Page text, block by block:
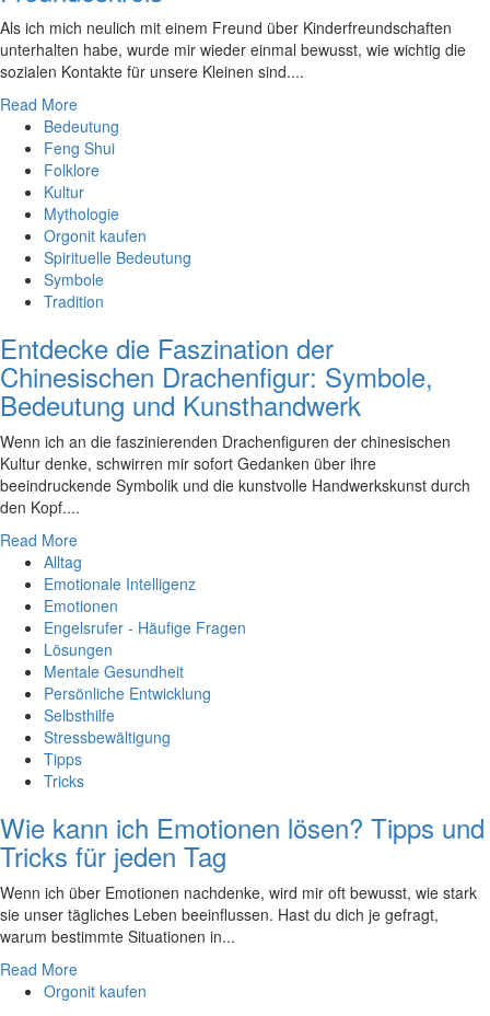
Als‍ ich mich neulich⁣ mit einem Freund⁣ über Kinderfreundschaften ​
unterhalten ​habe,⁤ wurde ⁤mir wieder ‍einmal bewusst, ⁢wie wichtig die
sozialen Kontakte für​ unsere Kleinen sind.‍...
Read More
Bedeutung
Feng Shui
Folklore
Kultur
Mythologie
Orgonit kaufen
Spirituelle Bedeutung
Symbole
Tradition
Entdecke die Faszination der
Chinesischen Drachenfigur: Symbole,
Bedeutung und Kunsthandwerk
Wenn ich an die faszinierenden Drachenfiguren der chinesischen
Kultur denke, schwirren mir sofort Gedanken über ihre
beeindruckende Symbolik und die kunstvolle Handwerkskunst durch
den Kopf....
Read More
Alltag
Emotionale Intelligenz
Emotionen
Engelsrufer - Häufige Fragen
Lösungen
Mentale Gesundheit
Persönliche Entwicklung
Selbsthilfe
Stressbewältigung
Tipps
Tricks
Wie kann ich Emotionen lösen? Tipps und
Tricks für jeden Tag
Wenn ich über Emotionen nachdenke, wird mir oft bewusst, wie stark
‍sie ⁤unser ⁢tägliches Leben beeinflussen. Hast du dich je gefragt,
warum bestimmte ‌Situationen in...
Read More
Orgonit kaufen